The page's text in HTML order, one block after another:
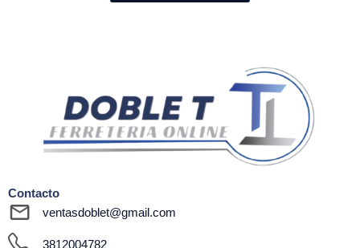
Contacto
ventasdoblet@gmail.com
3812004782